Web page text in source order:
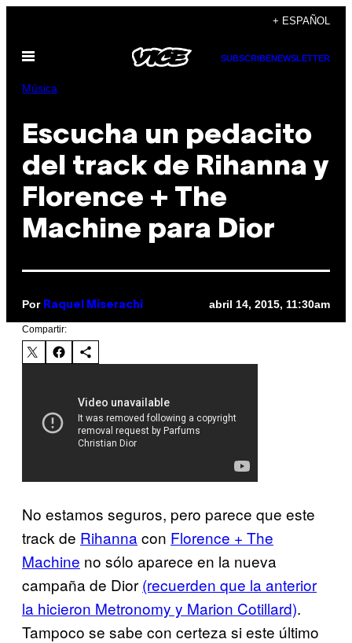
contenido
+ ESPAÑOL
Abrir
SUBSCRIBENEWSLETTER
Música
Escucha un pedacito
del track de Rihanna y
Florence + The
Machine para Dior
Por Raquel Miserachi abril 14, 2015, 11:30am
Compartir:
No estamos seguros, pero parece que este
track de Rihanna con Florence + The
Machine no sólo aparece en la nueva
campaña de Dior (recuerden que la anterior
la hicieron Metronomy y Marion Cotillard).
Tampoco se sabe con certeza si este último